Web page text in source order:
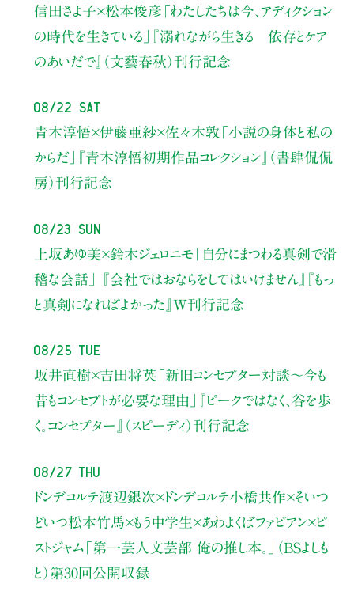
信田さよ子×松本俊彦 「わたしたちは今、アディクション
の時代を生きている」
『溺れながら生きる 依存とケア
のあいだで』（文藝春秋）刊行記念
08/22 Sat
青木淳悟×伊藤亜紗×佐々木敦 「小説の身体と私の
からだ」
『青木淳悟初期作品コレクション』（書肆侃侃
房）刊行記念
08/23 Sun
上坂あゆ美×鈴木ジェロニモ 「自分にまつわる真剣で滑
稽な会話」
『会社ではおならをしてはいけません』『もっ
と真剣になればよかった』W刊行記念
08/25 Tue
坂井直樹×吉田将英「新旧コンセプター対談～今も
昔もコンセプトが必要な理由」
『ピークではなく、谷を歩
く。コンセプター』（スピーディ）刊行記念
08/27 Thu
ドンデコルテ渡辺銀次×ドンデコルテ小橋共作×そいつ
どいつ松本竹馬×もう中学生×あわよくばファビアン×ピ
ストジャム「第一芸人文芸部 俺の推し本。」（BSよしも
と） 第30回公開収録